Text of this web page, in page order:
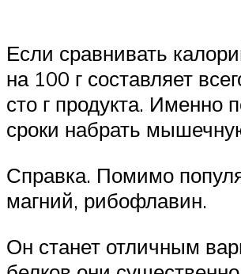
Если сравнивать
на 100 г составляет
сто г продукта. Именно
сроки набрать
Справка. Помимо
магний, рибофлавин.
Он станет отличным